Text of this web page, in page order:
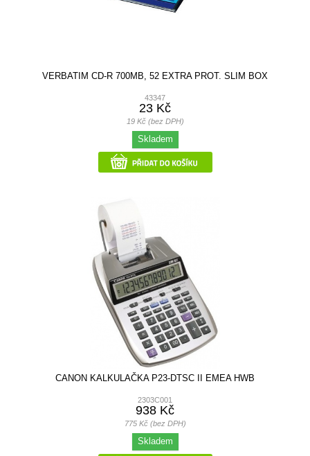
VERBATIM CD-R 700MB, 52 EXTRA PROT. SLIM BOX
43347
23 Kč
19 Kč (bez DPH)
Skladem
CANON KALKULAČKA P23-DTSC II EMEA HWB
2303C001
938 Kč
775 Kč (bez DPH)
Skladem